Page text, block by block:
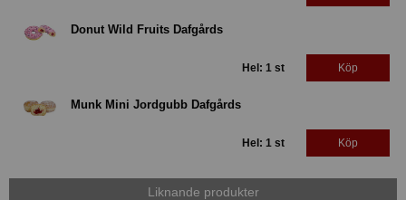
Donut Wild Fruits Dafgårds
Hel: 1 st Köp
Munk Mini Jordgubb Dafgårds
Hel: 1 st Köp
Liknande produkter